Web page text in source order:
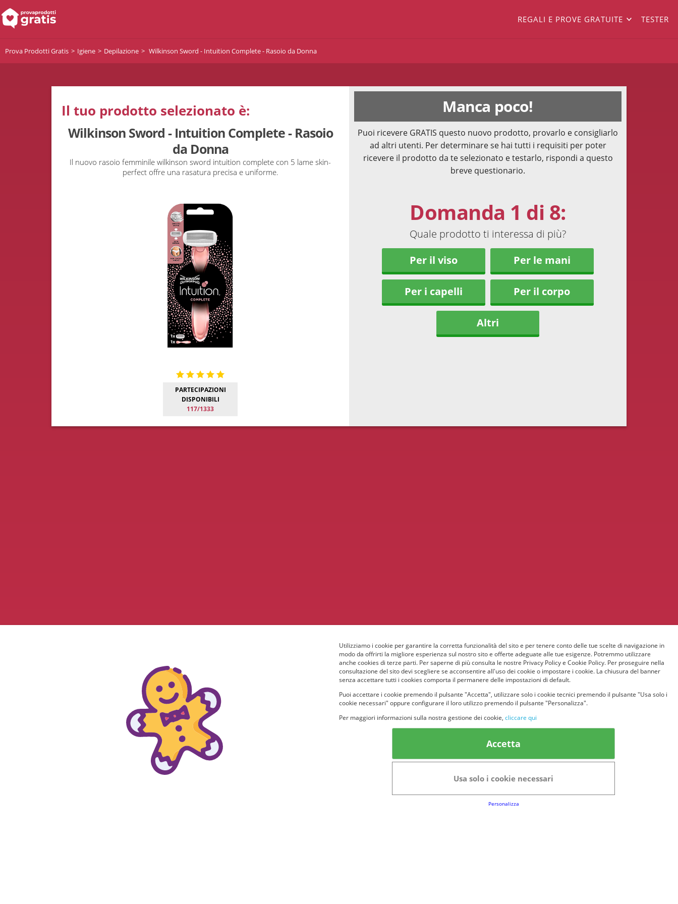
REGALI E PROVE GRATUITE TESTER
Prova Prodotti Gratis Igiene Depilazione Wilkinson Sword - Intuition Complete - Rasoio da Donna
Il tuo prodotto selezionato è:
Wilkinson Sword - Intuition Complete - Rasoio
da Donna
Il nuovo rasoio femminile wilkinson sword intuition complete con 5 lame skin-
perfect offre una rasatura precisa e uniforme.
PARTECIPAZIONI
DISPONIBILI
117/1333
Manca poco!
Puoi ricevere GRATIS questo nuovo prodotto, provarlo e consigliarlo
ad altri utenti. Per determinare se hai tutti i requisiti per poter
ricevere il prodotto da te selezionato e testarlo, rispondi a questo
breve questionario.
Domanda 1 di 8:
Quale prodotto ti interessa di più?
Per il viso
Per le mani
Per i capelli Per il corpo
Altri
© provaprodottigratis.it 2023 | All Rights Reserved.
FAQs
Regolamento del Servizio
Utilizziamo i cookie per garantire la corretta funzionalità del sito e per tenere conto delle tue scelte di navigazione in
modo da offrirti la migliore esperienza sul nostro sito e offerte adeguate alle tue esigenze. Potremmo utilizzare
anche cookies di terze parti. Per saperne di più consulta le nostre Privacy Policy e Cookie Policy. Per proseguire nella
consultazione del sito devi scegliere se acconsentire all'uso dei cookie o impostare i cookie. La chiusura del banner
senza accettare tutti i cookies comporta il permanere delle impostazioni di default.
Puoi accettare i cookie premendo il pulsante "Accetta", utilizzare solo i cookie tecnici premendo il pulsante "Usa solo i
cookie necessari" oppure configurare il loro utilizzo premendo il pulsante "Personalizza".
Per maggiori informazioni sulla nostra gestione dei cookie, cliccare qui
Accetta
Usa solo i cookie necessari
Personalizza